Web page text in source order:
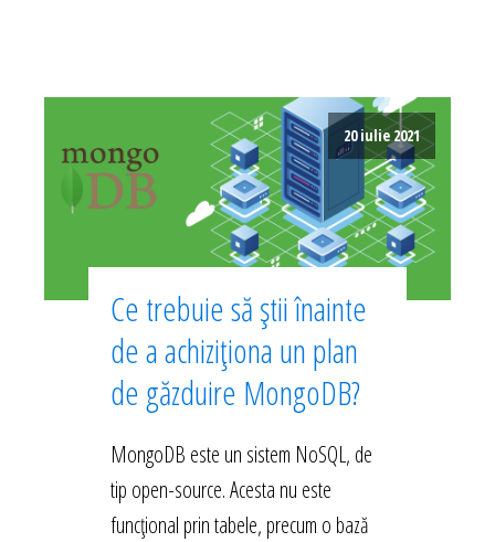
20 iulie 2021
Ce trebuie să știi înainte
de a achiziționa un plan
de găzduire MongoDB?
MongoDB este un sistem NoSQL, de
tip open-source. Acesta nu este
funcțional prin tabele, precum o bază